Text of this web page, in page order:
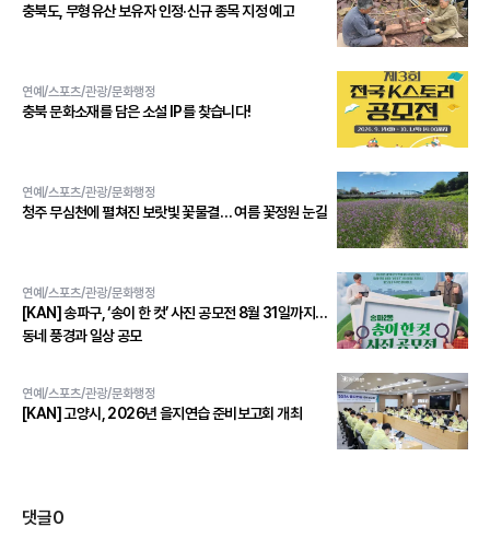
충북도, 무형유산 보유자 인정·신규 종목 지정 예고
연예/스포츠/관광/문화행정
충북 문화소재를 담은 소설 IP를 찾습니다!
연예/스포츠/관광/문화행정
청주 무심천에 펼쳐진 보랏빛 꽃물결… 여름 꽃정원 눈길
연예/스포츠/관광/문화행정
[KAN] 송파구, ‘송이 한 컷’ 사진 공모전 8월 31일까지…
동네 풍경과 일상 공모
연예/스포츠/관광/문화행정
[KAN] 고양시, 2026년 을지연습 준비보고회 개최
댓글0